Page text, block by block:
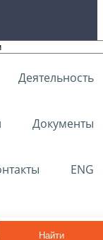
Деятельность
Документы
ENG
Найти